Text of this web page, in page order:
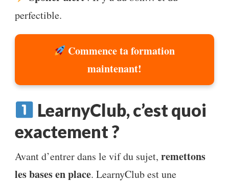
perfectible.
Commence ta formation
maintenant!
LearnyClub, c’est quoi
exactement ?
Avant d’entrer dans le vif du sujet, remettons
les bases en place. LearnyClub est une